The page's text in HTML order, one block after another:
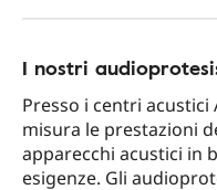
I nostri
Presso i centri acustici
misura le prestazioni
apparecchi acustici in
esigenze. Gli